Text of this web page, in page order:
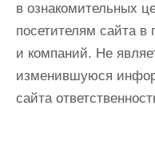
в ознакомительных
посетителям сайта в
и компаний. Не
изменившуюся
сайта